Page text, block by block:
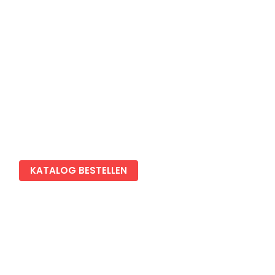
KATALOG BESTELLEN